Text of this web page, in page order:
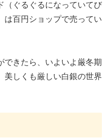
（ぐるぐるになっていてび
は百円ショップで売ってい
できたら、いよいよ厳冬期
美しくも厳しい白銀の世界